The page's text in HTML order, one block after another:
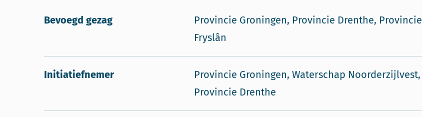
Bevoegd gezag
Provincie Groningen, Provincie Drenthe, Provincie
Fryslân
Initiatiefnemer
Provincie Groningen, Waterschap Noorderzijlvest,
Provincie Drenthe